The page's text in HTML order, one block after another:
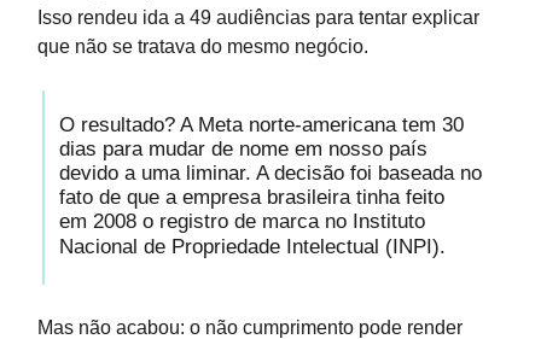
Isso rendeu ida a 49 audiências para tentar explicar
que não se tratava do mesmo negócio.
O resultado? A Meta norte-americana tem 30
dias para mudar de nome em nosso país
devido a uma liminar. A decisão foi baseada no
fato de que a empresa brasileira tinha feito
em 2008 o registro de marca no Instituto
Nacional de Propriedade Intelectual (INPI).
Mas não acabou: o não cumprimento pode render